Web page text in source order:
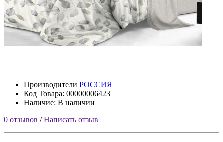
Производители РОССИЯ
Код Товара: 00000006423
Наличие: В наличии
0 отзывов /Написать отзыв